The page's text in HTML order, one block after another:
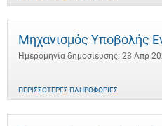
Μηχανισμός Υποβολής
Ημερομηνία δημοσίευσης: 28 Απρ
ΠΕΡΙΣΣΌΤΕΡΕΣ ΠΛΗΡΟΦΟΡΊΕΣ